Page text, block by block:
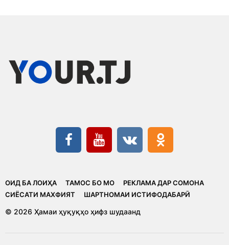
ОИД БА ЛОИҲА ТАМОС БО МО
РЕКЛАМА ДАР СОМОНА
CИЁСАТИ МАХФИЯТ
ШАРТНОМАИ ИСТИФОДАБАРӢ
© 2026 Ҳамаи ҳуқуқҳо ҳифз шудаанд